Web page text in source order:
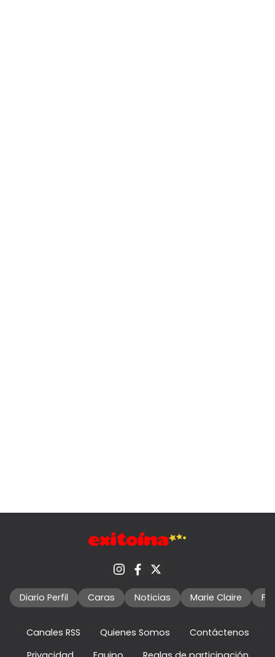
Diario Perfil Caras Noticias Marie Claire
Canales RSS Quienes Somos
Contáctenos